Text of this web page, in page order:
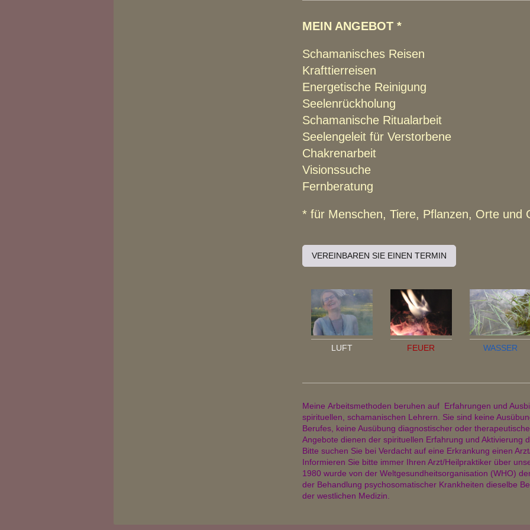
MEIN ANGEBOT *
Schamanisches Reisen
Krafttierreisen
Energetische Reinigung
Seelenrückholung
Schamanische Ritualarbeit
Seelengeleit für Verstorbene
Chakrenarbeit
Visionssuche
Fernberatung
* für Menschen, Tiere, Pflanzen, Orte und
VEREINBAREN SIE EINEN TERMIN
LUFT FEUER WASSER
Meine Arbeitsmethoden beruhen auf Erfahrungen und
spirituellen, schamanischen Lehrern. Sie sind keine
Berufes, keine Ausübung diagnostischer oder
Angebote dienen der spirituellen Erfahrung und Aktivierung
Bitte suchen Sie bei Verdacht auf eine Erkrankung einen
Informieren Sie bitte immer Ihren Arzt/Heilpraktiker über
1980 wurde von der Weltgesundheitsorganisation (WHO)
der Behandlung psychosomatischer Krankheiten dieselbe
der westlichen Medizin.